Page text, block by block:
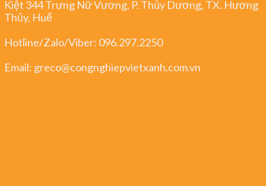
Kiệt 344 Trưng Nữ Vương, P. Thủy Dương, TX. Hương
Thủy, Huế
Hotline/Zalo/Viber: 096.297.2250
Email: greco@congnghiepvietxanh.com.vn